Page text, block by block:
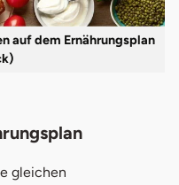
auf dem Ernährungsplan
gleichen